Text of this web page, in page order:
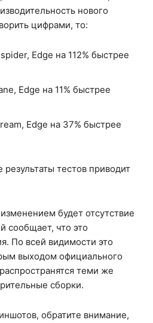
нового
цифрами, то:
Edge на 112% быстрее
Edge на 11% быстрее
Edge на 37% быстрее
тестов приводит
будет отсутствие
сообщает, что это
По всей видимости это
выходом официального
теми же
сборки.
обратите внимание,